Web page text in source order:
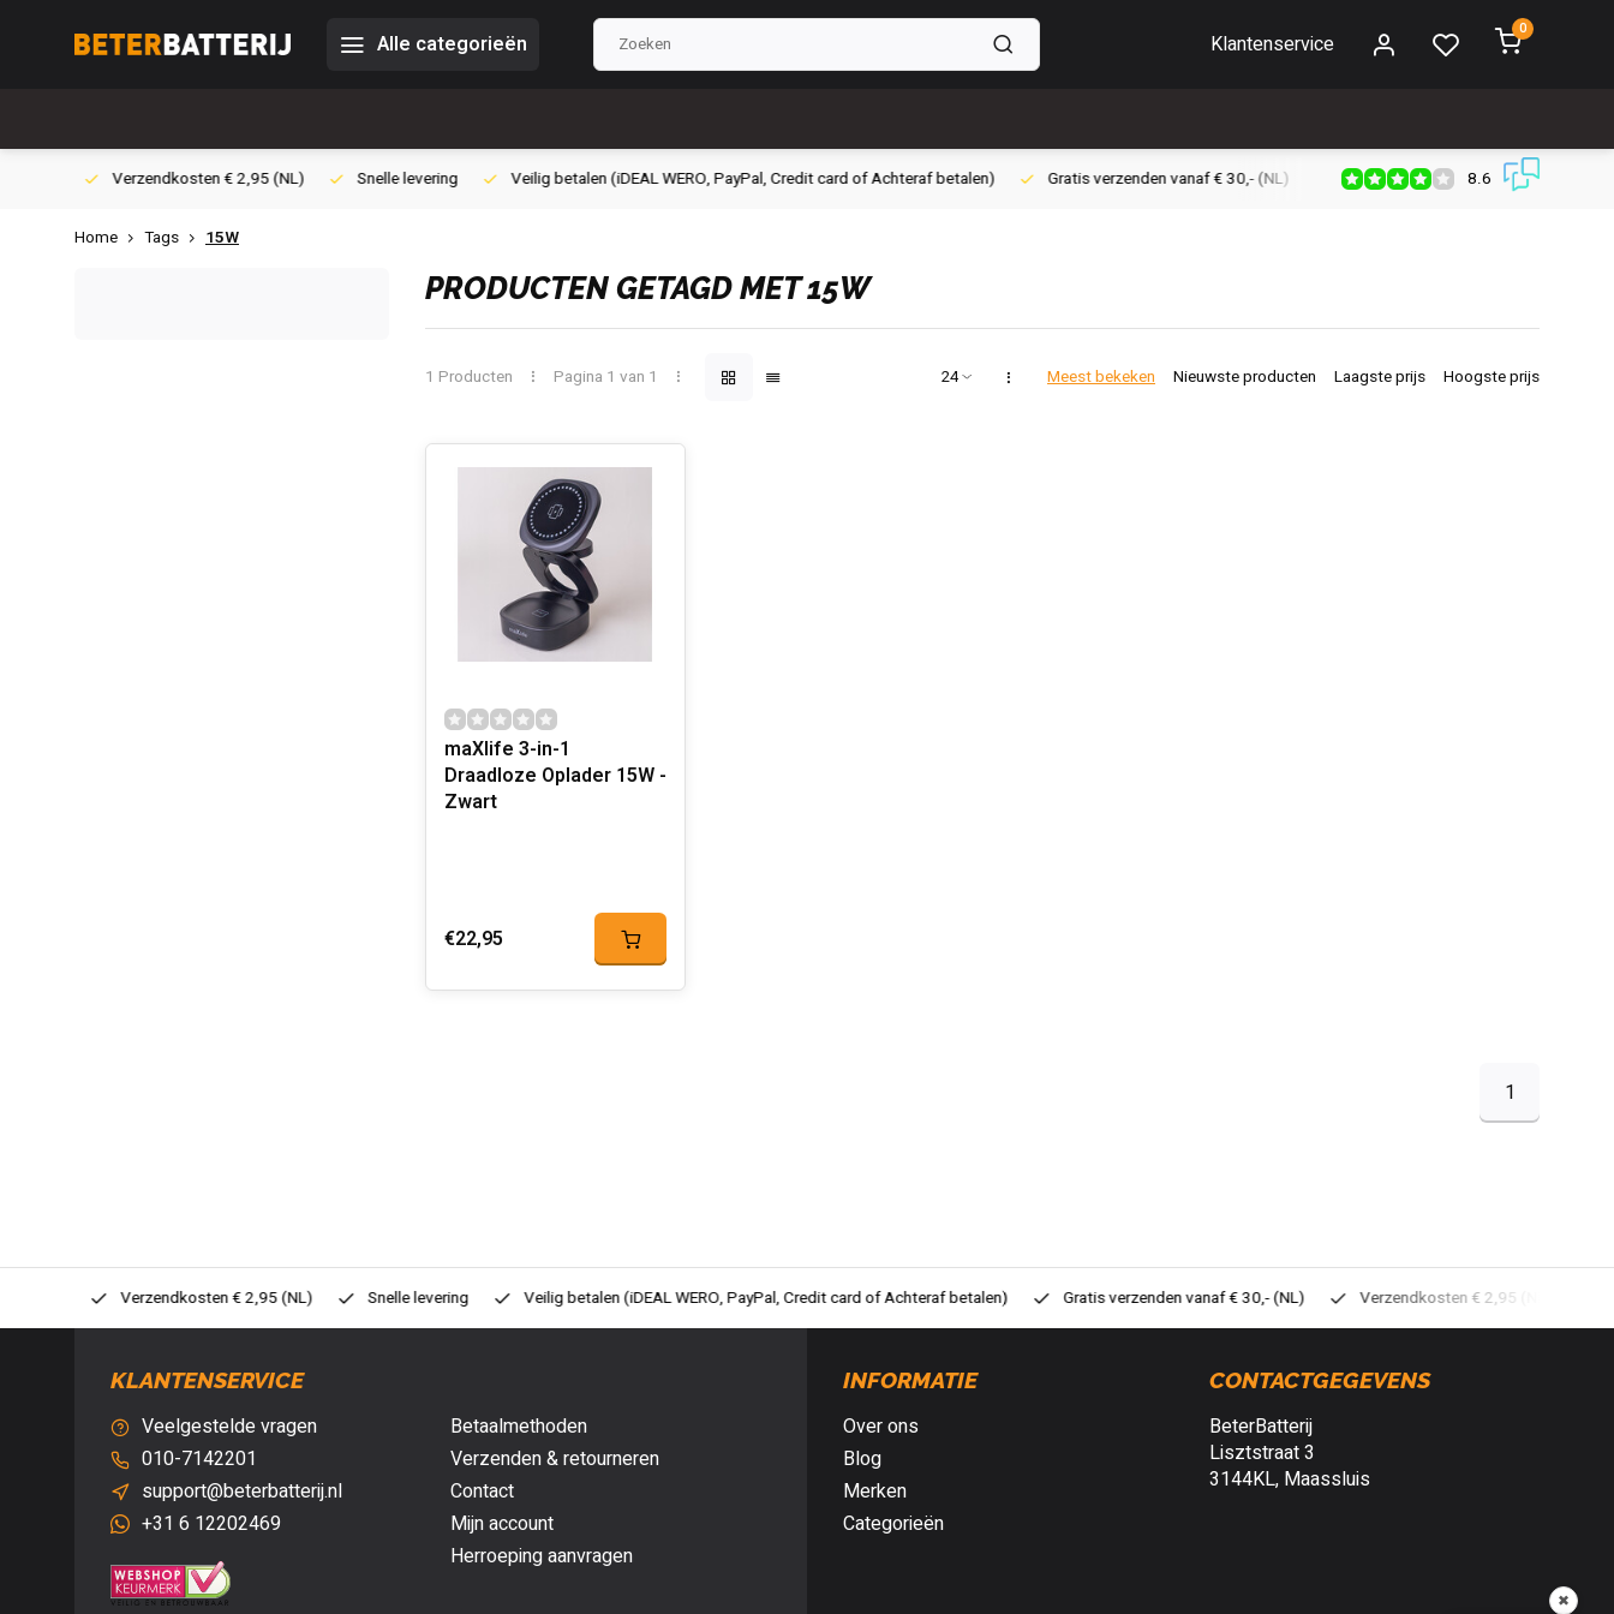
Alle categorieën Klantenservice
0
Verzendkosten € 2,95 (NL) Snelle levering Veilig betalen (iDEAL WERO, PayPal, Credit card of Achteraf betalen) Gratis verzenden vanaf € 30,- (NL) Verzendkosten € 2,95 (NL)
8.6
Home Tags 15W
PRODUCTEN GETAGD MET 15W
1 Producten Pagina 1 van 1 Meest bekeken Nieuwste producten Laagste prijs Hoogste prijs
maXlife 3-in-1
Draadloze Oplader 15W -
Zwart
€22,95
1
Verzendkosten € 2,95 (NL) Snelle levering Veilig betalen (iDEAL WERO, PayPal, Credit card of Achteraf betalen) Gratis verzenden vanaf € 30,- (NL) Verzendkosten € 2,95 (NL)
KLANTENSERVICE
Veelgestelde vragen
010-7142201
support@beterbatterij.nl
+31 6 12202469
Betaalmethoden
Verzenden & retourneren
Contact
Mijn account
Herroeping aanvragen
INFORMATIE
Over ons
Blog
Merken
Categorieën
CONTACTGEGEVENS
BeterBatterij
Lisztstraat 3
3144KL, Maassluis
✖